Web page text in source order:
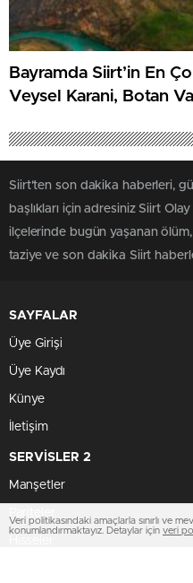
Bayramda Siirt’in En
Veysel Karani, Botan
Siirt'ten son dakika haberleri,
başlıkları için adresiniz Siirt
ilçelerinde bugün yaşanan
taziye ve son dakika Siirt
SAYFALAR
Üye Girişi
Üye Kaydı
Künye
İletişim
SERVİSLER 2
Manşetler
Veri politikasındaki amaçlarla sınırlı ve
konumlandırmaktayız. Detaylar için veri